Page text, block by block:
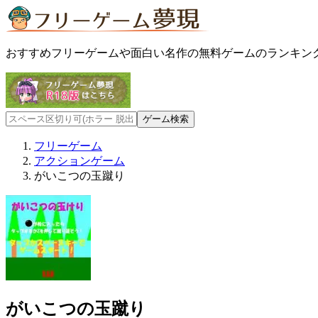
おすすめフリーゲームや面白い名作の無料ゲームのランキン
フリーゲーム
アクションゲーム
がいこつの玉蹴り
がいこつの玉蹴り